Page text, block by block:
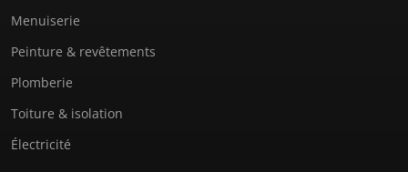
Menuiserie
Peinture & revêtements
Plomberie
Toiture & isolation
Électricité